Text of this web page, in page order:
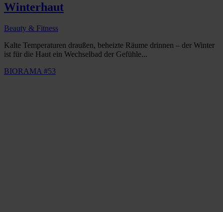
Winterhaut
Beauty & Fitness
Kalte Temperaturen draußen, beheizte Räume drinnen – der Winter
ist für die Haut ein Wechselbad der Gefühle...
BIORAMA #53